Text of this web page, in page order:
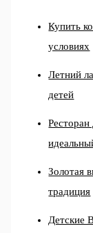
Купить
условиях
Летний
детей
Ресторан
Золотая
традиция
Детские